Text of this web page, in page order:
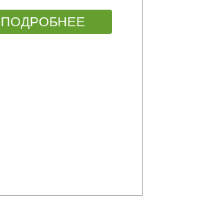
ПОДРОБНЕЕ